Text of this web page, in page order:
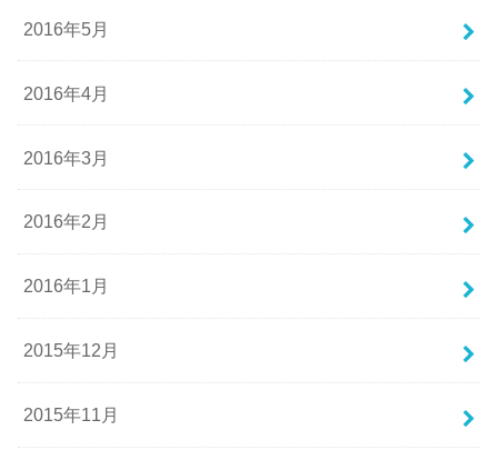
2016年5月
2016年4月
2016年3月
2016年2月
2016年1月
2015年12月
2015年11月